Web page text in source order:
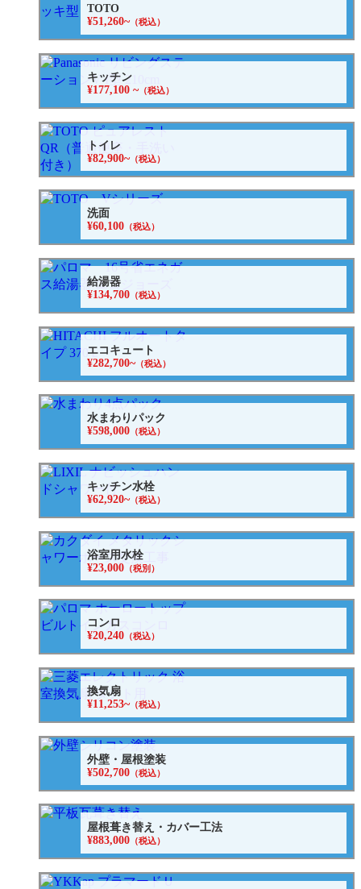
TOTO
¥51,260~（税込）
キッチン
¥177,100 ~（税込）
トイレ
¥82,900~（税込）
洗面
¥60,100 （税込）
給湯器
¥134,700 （税込）
エコキュート
¥282,700~（税込）
水まわりパック
¥598,000 （税込）
キッチン水栓
¥62,920~（税込）
浴室用水栓
¥23,000 （税別）
コンロ
¥20,240 （税込）
換気扇
¥11,253~（税込）
外壁・屋根塗装
¥502,700 （税込）
屋根葺き替え・カバー工法
¥883,000 （税込）